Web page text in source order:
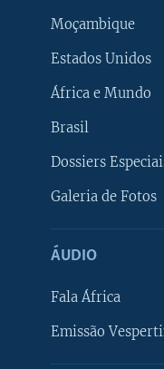
Moçambique
Estados Unidos
África e Mundo
Brasil
Dossiers
Galeria de Fotos
ÁUDIO
Fala África
Emissão